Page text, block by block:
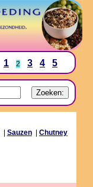
1 2 3 4 5
Sauzen|Chutney